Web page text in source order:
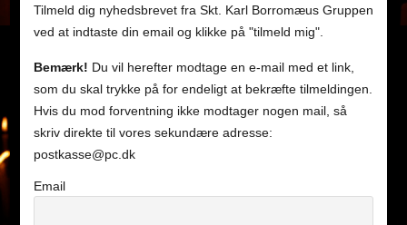
Tilmeld dig nyhedsbrevet fra Skt. Karl Borromæus Gruppen
ved at indtaste din email og klikke på "tilmeld mig".
Bemærk! Du vil herefter modtage en e-mail med et link,
som du skal trykke på for endeligt at bekræfte tilmeldingen.
Hvis du mod forventning ikke modtager nogen mail, så
skriv direkte til vores sekundære adresse:
postkasse@pc.dk
Email